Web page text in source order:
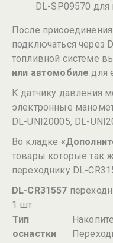
DL-SP09570
После
подключаться через
топливной системе
или автомобиле для
К датчику давления
электронные
DL-UNI20005, DL-
Во кладке
товары которые так
переходнику DL-
DL-CR31557
1 шт
Тип
оснастки